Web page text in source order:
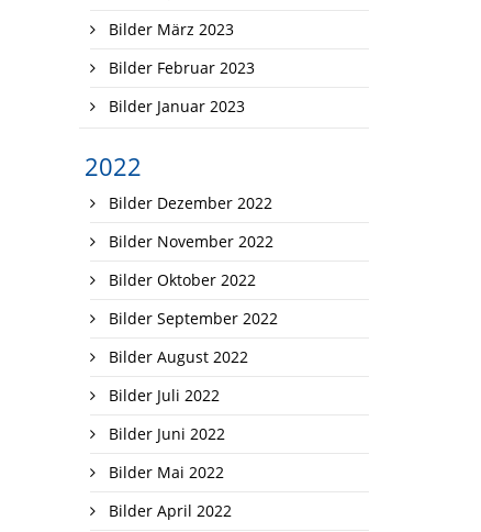
Bilder März 2023
Bilder Februar 2023
Bilder Januar 2023
2022
Bilder Dezember 2022
Bilder November 2022
Bilder Oktober 2022
Bilder September 2022
Bilder August 2022
Bilder Juli 2022
Bilder Juni 2022
Bilder Mai 2022
Bilder April 2022